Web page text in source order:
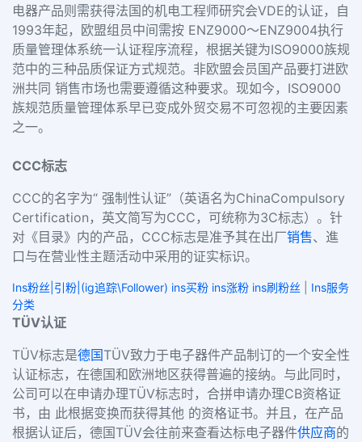
电器产品则需获得法国的机电工程师研究会VDE的认证，自
1993年起，欧盟组员中间需按 ENZ9000～ENZ9004执行
质量管理体系统一认证程序流程，根据关键为ISO9000族规
范中的三种品质保证方式规范。非欧盟会员国产品要打进欧
洲共同 销售市场也需要遵循这种要求。现如今，ISO9000
族规范质量管理体系早已变成外贸交易不可忽视的主要因素
之一。
CCC标志
CCC的名字为“ 强制性认证”（英语名为ChinaCompulsory
Certification，英文简写为CCC，可统称为3C标志）。针
对《目录》内的产品，CCC标志是准予其在出厂销售、進
口与在营业性主题活动中采用的证实标识。
Ins粉丝|引粉|(ig追踪\Follower) ins买粉 ins涨粉 ins刷粉丝
Ins服务
分类
TÜV认证
TÜV标志是德国TÜV致力于电子器件产品制订的一个安全性
认证标志，在德国和欧洲地区获得普遍的接纳。与此同时，
公司可以在申请办理TÜV标志时，合拼申请办理CB资格证
书，由 此根据变换而获得其他 的资格证书。并且，在产品
根据认证后，德国TÜV会往前来查看达标电子器件供应商的